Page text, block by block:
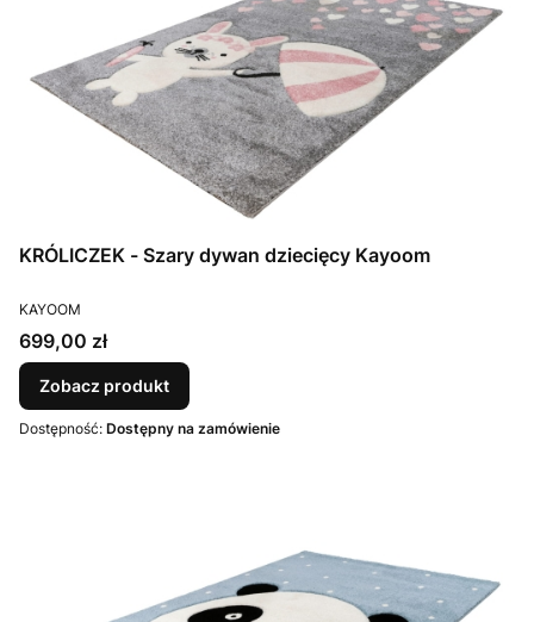
KRÓLICZEK - Szary dywan dziecięcy Kayoom
PRODUCENT
KAYOOM
Cena
699,00 zł
Zobacz produkt
Dostępność: Dostępny na zamówienie